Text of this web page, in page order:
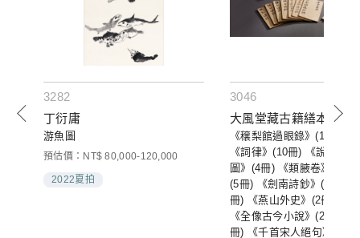
3282
丁衍庸
游魚圖
預估價：NT$ 80,000-120,000
2022夏拍
3046
大風堂藏古籍繕本
《穣梨館過眼錄》(12冊) (
《詞律》(10冊) 《說庫》
圖》(4冊) 《類腋卷》(10
(5冊) 《劍南詩鈔》(6冊)
冊) 《燕山外史》(2冊) 《
《全像古今小說》(2冊) 《
冊) 《千首宋人絕句》(2冊)